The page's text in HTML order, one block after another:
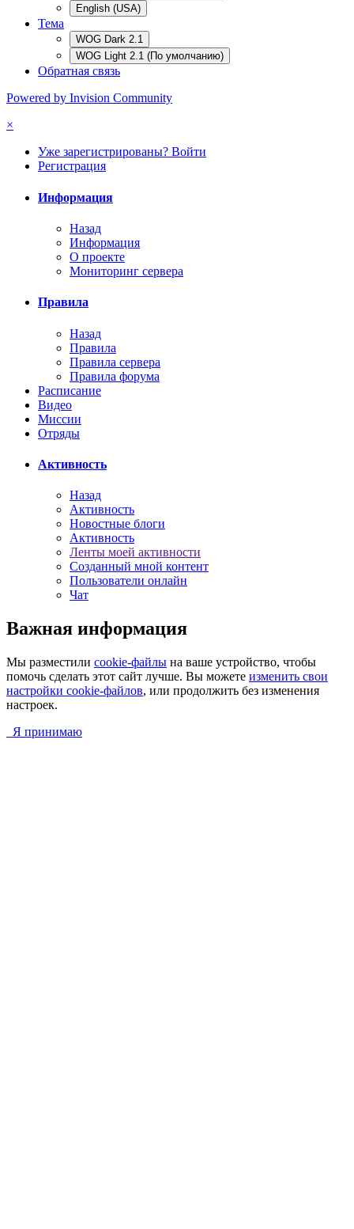
English (USA)
Тема
WOG Dark 2.1
WOG Light 2.1 (По умолчанию)
Обратная связь
Powered by Invision Community
×
Уже зарегистрированы? Войти
Регистрация
Информация
Назад
Информация
О проекте
Мониторинг сервера
Правила
Назад
Правила
Правила сервера
Правила форума
Расписание
Видео
Миссии
Отряды
Активность
Назад
Активность
Новостные блоги
Активность
Ленты моей активности
Созданный мной контент
Пользователи онлайн
Чат
Важная информация
Мы разместили cookie-файлы на ваше устройство, чтобы
помочь сделать этот сайт лучше. Вы можете изменить свои
настройки cookie-файлов, или продолжить без изменения
настроек.
Я принимаю